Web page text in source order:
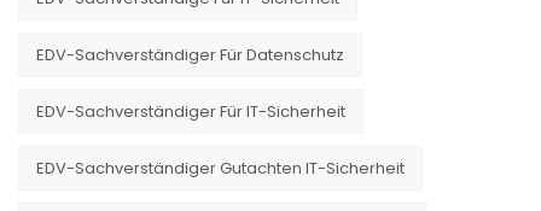
EDV-Sachverständiger Für Datenschutz
EDV-Sachverständiger Für IT-Sicherheit
EDV-Sachverständiger Gutachten IT-Sicherheit